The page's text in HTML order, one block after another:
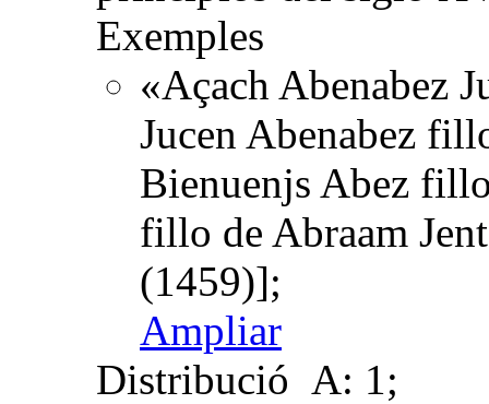
Exemples
«Açach Abenabez
Jucen Abenabez
Bienuenjs Abez
fillo de Abraam
(1459)];
Ampliar
Distribució A: 1;